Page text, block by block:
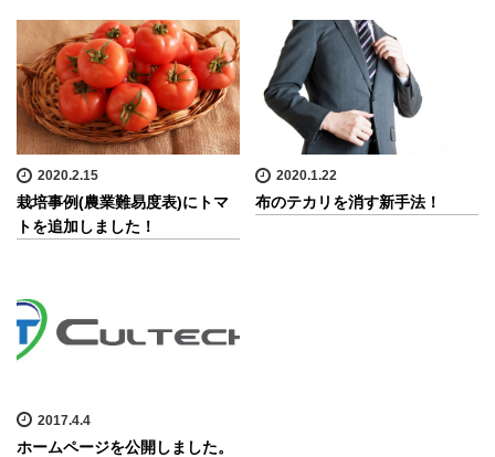
2020.2.15
栽培事例(農業難易度表)にトマ
トを追加しました！
2020.1.22
布のテカリを消す新手法！
2017.4.4
ホームページを公開しました。